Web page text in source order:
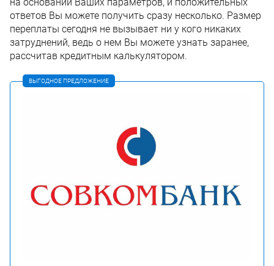
ответов Вы можете получить сразу несколько. Размер
переплаты сегодня не вызывает ни у кого никаких
затруднений, ведь о нем Вы можете узнать заранее,
рассчитав кредитным калькулятором.
ВЫГОДНОЕ ПРЕДЛОЖЕНИЕ